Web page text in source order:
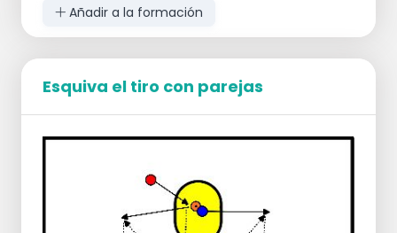
Añadir a la formación
Esquiva el tiro con parejas